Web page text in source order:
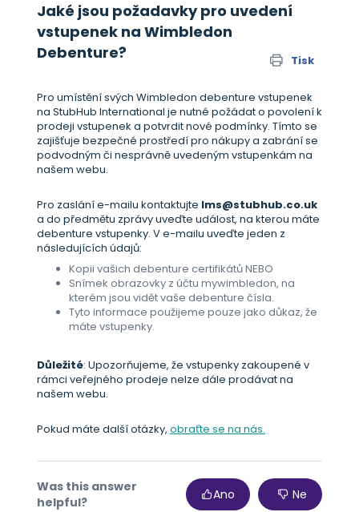
Jaké jsou požadavky pro uvedení
vstupenek na Wimbledon
Debenture?
Tisk
Pro umístění svých Wimbledon debenture vstupenek
na StubHub International je nutné požádat o povolení k
prodeji vstupenek a potvrdit nové podmínky. Tímto se
zajišťuje bezpečné prostředí pro nákupy a zabrání se
podvodným či nesprávně uvedeným vstupenkám na
našem webu.
Pro zaslání e-mailu kontaktujte lms@stubhub.co.uk
a do předmětu zprávy uveďte událost, na kterou máte
debenture vstupenky. V e-mailu uveďte jeden z
následujících údajů:
Kopii vašich debenture certifikátů NEBO
Snímek obrazovky z účtu mywimbledon, na
kterém jsou vidět vaše debenture čísla.
Tyto informace použijeme pouze jako důkaz, že
máte vstupenky.
Důležité: Upozorňujeme, že vstupenky zakoupené v
rámci veřejného prodeje nelze dále prodávat na
našem webu.
Pokud máte další otázky, obraťte se na nás.
Was this answer
helpful?
Ano Ne